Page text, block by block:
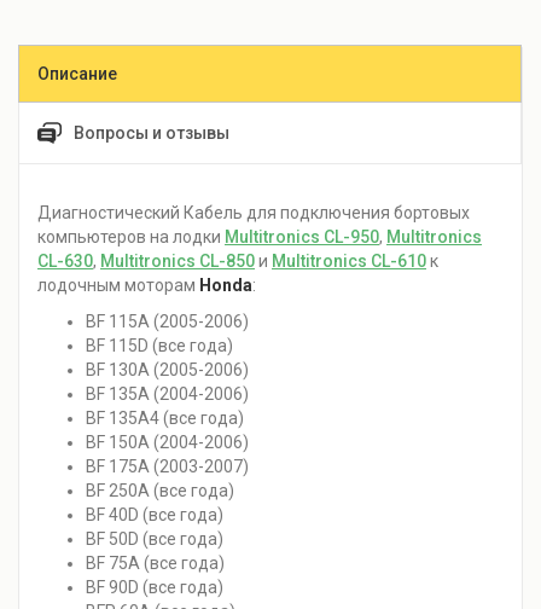
Описание
Вопросы и отзывы
Диагностический Кабель для подключения бортовых
компьютеров на лодки Multitronics CL-950, Multitronics
CL-630, Multitronics CL-850и Multitronics CL-610к
лодочным моторам Honda:
BF 115A (2005-2006)
BF 115D (все года)
BF 130A (2005-2006)
BF 135A (2004-2006)
BF 135A4 (все года)
BF 150A (2004-2006)
BF 175A (2003-2007)
BF 250A (все года)
BF 40D (все года)
BF 50D (все года)
BF 75A (все года)
BF 90D (все года)